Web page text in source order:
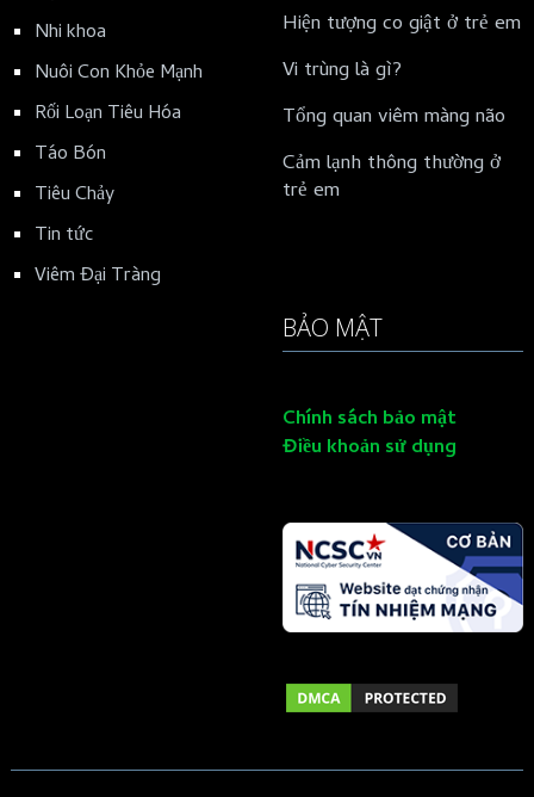
Nhi khoa
Nuôi Con Khỏe Mạnh
Rối Loạn Tiêu Hóa
Táo Bón
Tiêu Chảy
Tin tức
Viêm Đại Tràng
Hiện tượng co giật ở trẻ em
Vi trùng là gì?
Tổng quan viêm màng não
Cảm lạnh thông thường ở
trẻ em
BẢO MẬT
Chính sách bảo mật
Điều khoản sử dụng